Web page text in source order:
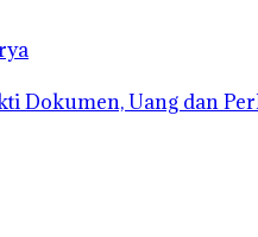
Dokumen, Uang dan